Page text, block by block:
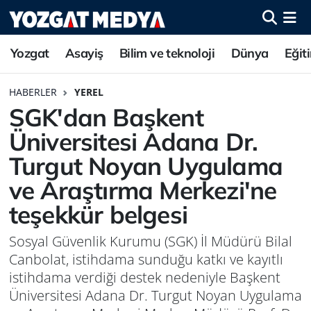
Yozgat Asayiş Bilim ve teknoloji Dünya
HABERLER YEREL
SGK'dan Başkent
Üniversitesi Adana Dr.
Turgut Noyan Uygulama
ve Araştırma Merkezi'ne
teşekkür belgesi
Sosyal Güvenlik Kurumu (SGK) İl Müdürü Bilal
Canbolat, istihdama sunduğu katkı ve kayıtlı
istihdama verdiği destek nedeniyle Başkent
Üniversitesi Adana Dr. Turgut Noyan Uygulama